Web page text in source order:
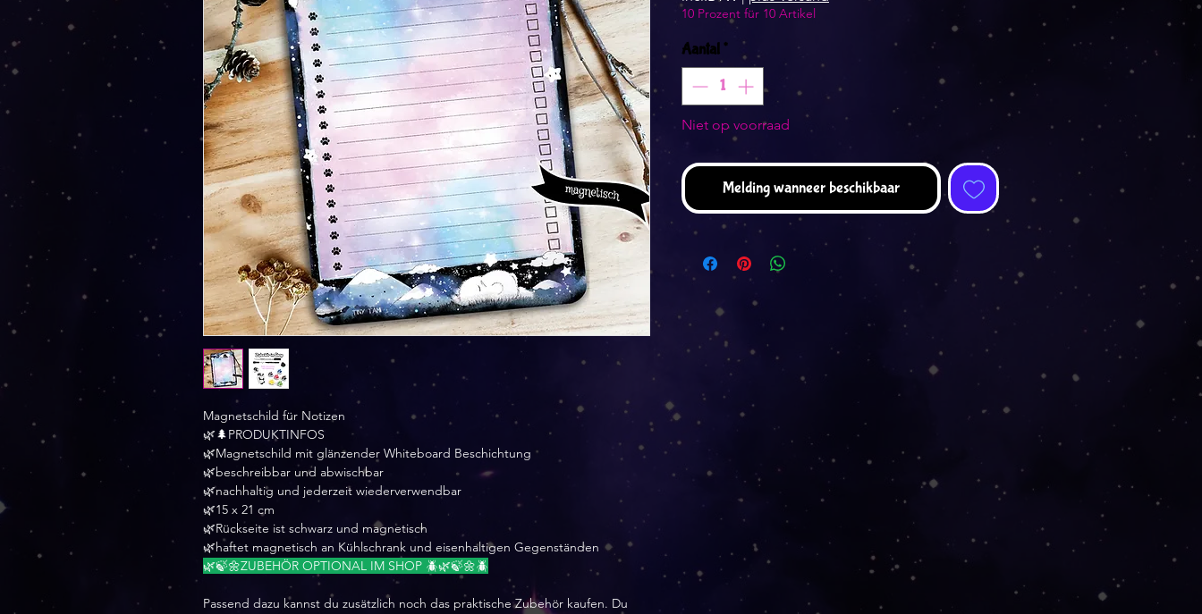
Magnetschild für Notizen
🌿🌲PRODUKTINFOS
🌿Magnetschild mit glänzender Whiteboard Beschichtung
🌿beschreibbar und abwischbar
🌿nachhaltig und jederzeit wiederverwendbar
🌿15 x 21 cm
🌿Rückseite ist schwarz und magnetisch
🌿haftet magnetisch an Kühlschrank und eisenhaltigen Gegenständen
🌿🍃🌼ZUBEHÖR OPTIONAL IM SHOP 🪲🌿🍃🌼🪲
Passend dazu kannst du zusätzlich noch das praktische Zubehör kaufen. Du
10 Prozent für 10 Artikel
Aantal*
Niet op voorraad
Melding wanneer beschikbaar